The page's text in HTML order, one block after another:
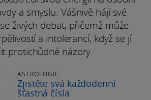
a smyslu. Vášnivě hájí své
živých debat, přičemž může
a intolerancí, když se jí
protichůdné názory.
ASTROLOGIE
Zjistěte svá každodenní
šťastná čísla